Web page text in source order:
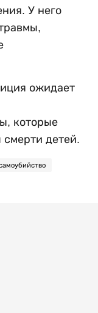
У него
ожидает
которые
детей.